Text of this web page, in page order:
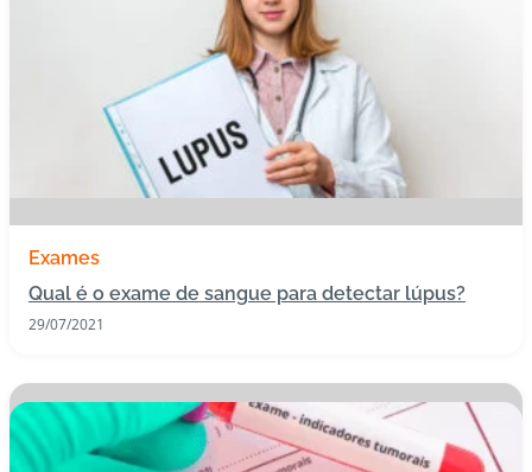
Exames
Qual é o exame de sangue para detectar lúpus?
29/07/2021